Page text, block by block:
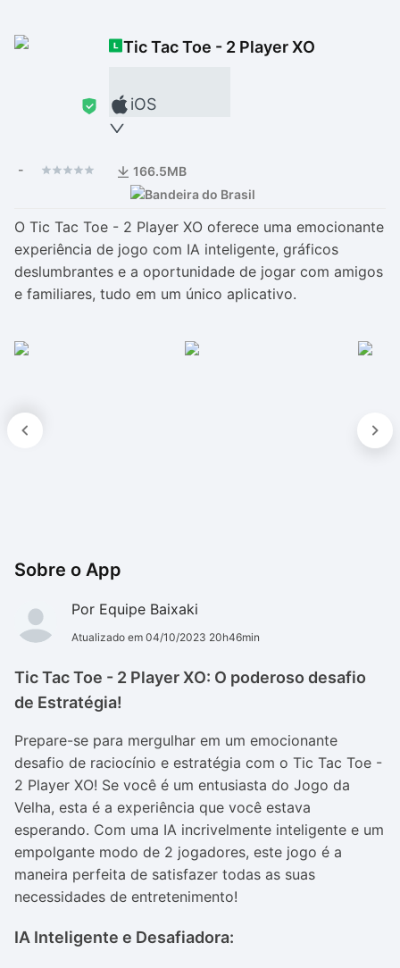
Tic Tac Toe - 2 Player XO
iOS
- 166.5MB
O Tic Tac Toe - 2 Player XO oferece uma emocionante
experiência de jogo com IA inteligente, gráficos
deslumbrantes e a oportunidade de jogar com amigos
e familiares, tudo em um único aplicativo.
Sobre o App
Por Equipe Baixaki
Atualizado em 04/10/2023 20h46min
Tic Tac Toe - 2 Player XO: O poderoso desafio
de Estratégia!
Prepare-se para mergulhar em um emocionante
desafio de raciocínio e estratégia com o Tic Tac Toe -
2 Player XO! Se você é um entusiasta do Jogo da
Velha, esta é a experiência que você estava
esperando. Com uma IA incrivelmente inteligente e um
empolgante modo de 2 jogadores, este jogo é a
maneira perfeita de satisfazer todas as suas
necessidades de entretenimento!
IA Inteligente e Desafiadora: